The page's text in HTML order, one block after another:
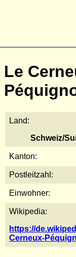
Le
Land:
Schweiz/
Kanton:
Postleitzahl:
Einwohner:
Wikipedia:
https://
Cerneux-